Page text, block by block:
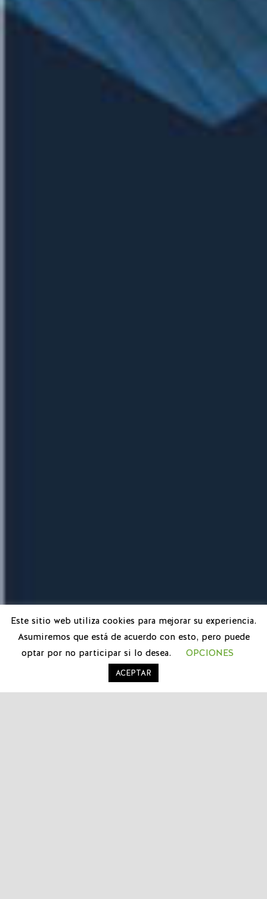
Este sitio web utiliza cookies para mejorar su experiencia.
Asumiremos que está de acuerdo con esto, pero puede
optar por no participar si lo desea.
OPCIONES
ACEPTAR